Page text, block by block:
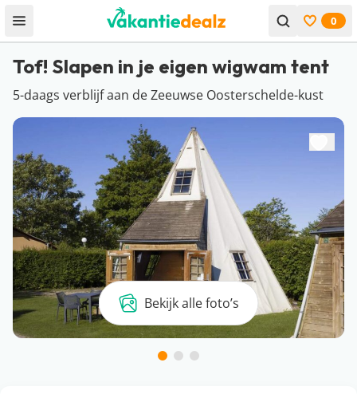
Open menu Bekijk
0
Tof! Slapen in je eigen wigwam tent
5-daags verblijf aan de Zeeuwse Oosterschelde-kust
Bekijk alle foto’s